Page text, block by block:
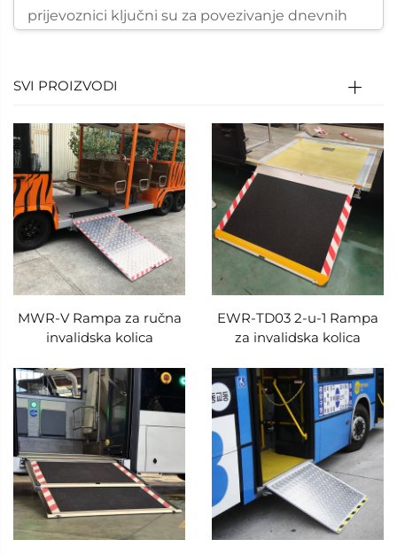
prijevoznici ključni su za povezivanje dnevnih
koji korisnici invalidskih kolica zahtijevaju. Ova
praznina u pristupačnosti ne ograničava samo
mobilnost, već također pojačava društveno
isključenje, ostavljajući milione ljudi
nesposobnima za potpuno sudjelovanje u
javnom životu. Kako bi se riješio ovaj kritični
problem, Xindertech razvio je seriju rampi za
invalidska kolica — niz specijaliziranih rješenja za
autobuse i komercijalna vozila. Fokusirajući se
na čvrstoću, univerzalnost i dizajn orijentiran na
korisnika, ove rampe pretvaraju obična vozila u
inkluzivne prostore, omogućavajući korisnicima
invalidskih kolica sigurno, samostalno i
povjerljivo uspinjanje i silaženje.
SVI PROIZVODI
MWR-V Rampa za ručna
invalidska kolica
EWR-TD03 2-u-1 Rampa
za invalidska kolica